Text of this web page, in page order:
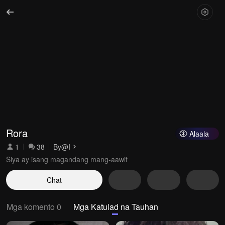
Alaala
Rora
1 38 By@I
Siya ay isang magandang mang-aawit
Chat
Mga komento 0 Mga Katulad na Tauhan